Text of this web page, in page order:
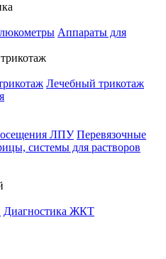
Аппараты для
Лечебный трикотаж
ЛПУ Перевязочные
системы для растворов
Диагностика ЖКТ